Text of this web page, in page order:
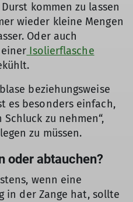
kommen zu lassen
wieder kleine Mengen
Oder auch
Isolierflasche
beziehungsweise
es besonders einfach,
zu nehmen“,
zu müssen.
oder abtauchen?
wenn eine
in der Zange hat, sollte